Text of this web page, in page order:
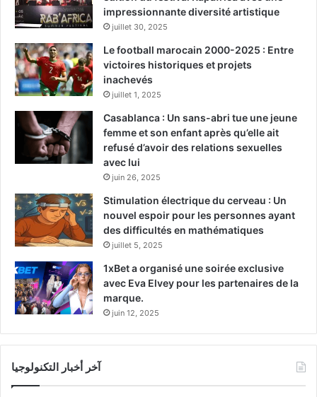
impressionnante diversité artistique
juillet 30, 2025
Le football marocain 2000-2025 : Entre
victoires historiques et projets
inachevés
juillet 1, 2025
Casablanca : Un sans-abri tue une jeune
femme et son enfant après qu’elle ait
refusé d’avoir des relations sexuelles
avec lui
juin 26, 2025
Stimulation électrique du cerveau : Un
nouvel espoir pour les personnes ayant
des difficultés en mathématiques
juillet 5, 2025
1xBet a organisé une soirée exclusive
avec Eva Elvey pour les partenaires de la
marque.
juin 12, 2025
آخر أخبار التكنولوجيا